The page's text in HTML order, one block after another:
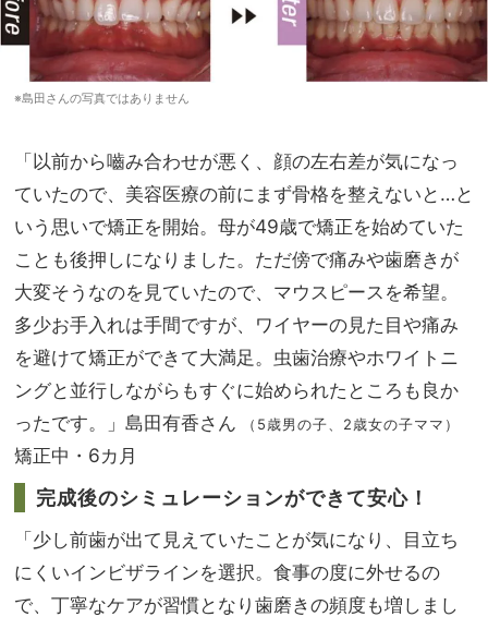
※島田さんの写真ではありません
「以前から嚙み合わせが悪く、顔の左右差が気になっ
ていたので、美容医療の前にまず骨格を整えないと…と
いう思いで矯正を開始。母が49歳で矯正を始めていた
ことも後押しになりました。ただ傍で痛みや歯磨きが
大変そうなのを見ていたので、マウスピースを希望。
多少お手入れは手間ですが、ワイヤーの見た目や痛み
を避けて矯正ができて大満足。虫歯治療やホワイトニ
ングと並行しながらもすぐに始められたところも良か
ったです。」島田有香さん
（5歳男の子、2歳女の子ママ）
矯正中・6カ月
完成後のシミュレーションができて安心！
「少し前歯が出て見えていたことが気になり、目立ち
にくいインビザラインを選択。食事の度に外せるの
で、丁寧なケアが習慣となり歯磨きの頻度も増しまし